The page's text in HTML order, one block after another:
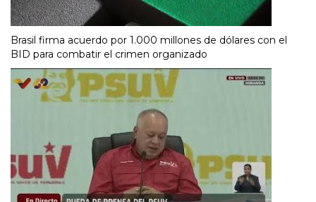
Brasil firma acuerdo por 1.000 millones de dólares con el
BID para combatir el crimen organizado